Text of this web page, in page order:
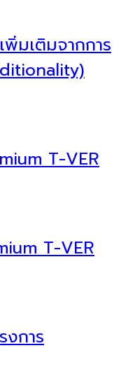
มเติมจากการ
T-VER
T-VER
งการ